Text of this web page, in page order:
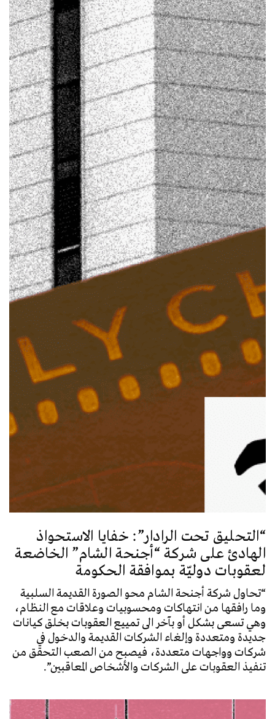
“التحليق تحت الرادار”: خفايا الاستحواذ
الهادئ على شركة “أجنحة الشام” الخاضعة
لعقوبات دوليّة بموافقة الحكومة
“تحاول شركة أجنحة الشام محو الصورة القديمة السلبية
وما رافقها من انتهاكات ومحسوبيات وعلاقات مع النظام،
وهي تسعى بشكل أو بآخر الى تمييع العقوبات بخلق كيانات
جديدة ومتعددة وإلغاء الشركات القديمة والدخول في
شركات وواجهات متعددة، فيصبح من الصعب التحقق من
تنفيذ العقوبات على الشركات والأشخاص المعاقبين”.